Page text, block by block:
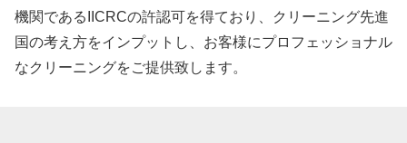
機関であるIICRCの許認可を得ており、クリーニング先進
国の考え方をインプットし、お客様にプロフェッショナル
なクリーニングをご提供致します。